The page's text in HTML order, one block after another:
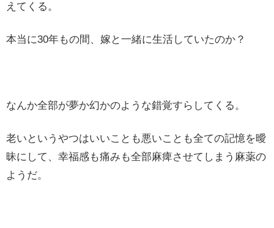
えてくる。
本当に30年もの間、嫁と一緒に生活していたのか？
なんか全部が夢か幻かのような錯覚すらしてくる。
老いというやつはいいことも悪いことも全ての記憶を曖
昧にして、幸福感も痛みも全部麻痺させてしまう麻薬の
ようだ。